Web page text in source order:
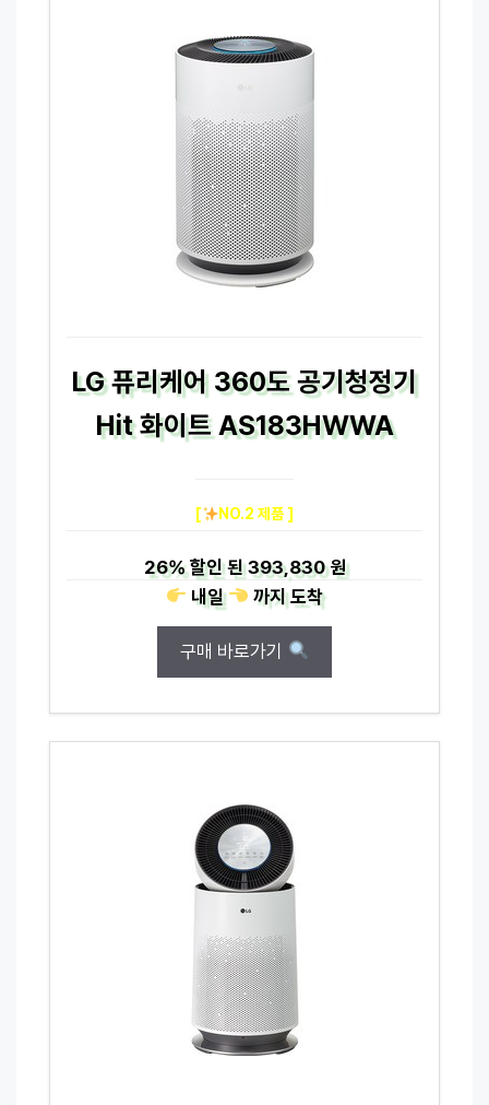
LG 퓨리케어 360도 공기청정기
Hit 화이트 AS183HWWA
[ NO.2 제품 ]
26%할인 된393,830 원
내일
까지도착
구매 바로가기